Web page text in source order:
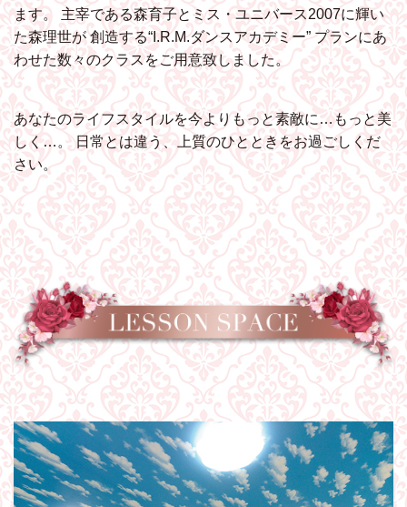
ます。
主宰である森育子とミス・ユニバース2007に輝い
た森理世が創造する“I.R.M.ダンスアカデミー”プランにあ
わせた数々のクラスをご用意致しました。
あなたのライフスタイルを今よりもっと素敵に…もっと美
しく…。日常とは違う、上質のひとときをお過ごしくだ
さい。